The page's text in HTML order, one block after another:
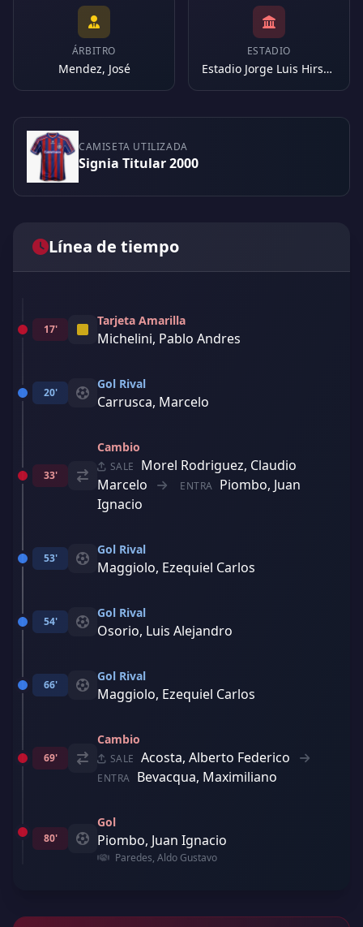
ÁRBITRO
Mendez, José
ESTADIO
Estadio Jorge Luis Hirschi (Argentina)
CAMISETA UTILIZADA
Signia Titular 2000
Línea de tiempo
17'
Tarjeta Amarilla
Michelini, Pablo Andres
20'
Gol Rival
Carrusca, Marcelo
33'
Cambio
SALE
Morel Rodriguez, Claudio
Marcelo
ENTRA Piombo, Juan
Ignacio
53'
Gol Rival
Maggiolo, Ezequiel Carlos
54'
Gol Rival
Osorio, Luis Alejandro
66'
Gol Rival
Maggiolo, Ezequiel Carlos
69'
Cambio
SALE Acosta, Alberto Federico
ENTRA Bevacqua, Maximiliano
80'
Gol
Piombo, Juan Ignacio
Paredes, Aldo Gustavo